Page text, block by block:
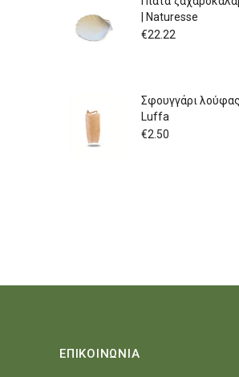
| Naturesse
€22.22
Σφουγγάρι λούφας,
Luffa
€2.50
ΕΠΙΚΟΙΝΩΝΙΑ